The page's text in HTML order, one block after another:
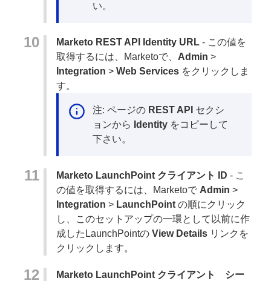
い。
Marketo REST API Identity URL - この値を
取得するには、Marketoで、 Admin >
Integration > Web Services をクリックしま
す。
注: ページの REST API セクシ
ョンから Identity をコピーして
下さい。
Marketo LaunchPoint クライアント ID - こ
の値を取得するには、Marketoで Admin >
Integration > LaunchPoint の順にクリック
し、このセットアップの一環として以前に作
成したLaunchPointの View Details リンクを
クリックします。
Marketo LaunchPoint クライアント シー